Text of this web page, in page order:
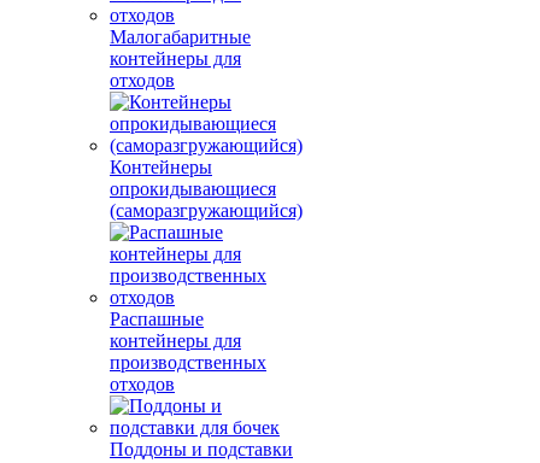
Малогабаритные
контейнеры для
отходов
Контейнеры
опрокидывающиеся
(саморазгружающийся)
Распашные
контейнеры для
производственных
отходов
Поддоны и подставки